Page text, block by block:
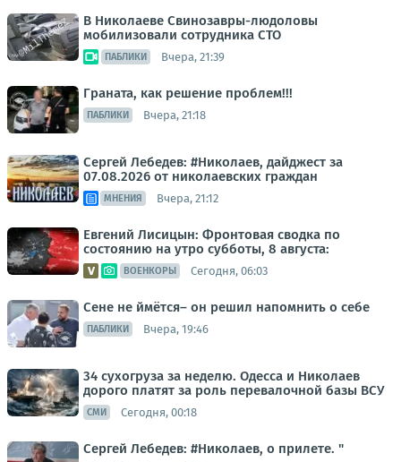
В Николаеве Свинозавры-людоловы
мобилизовали сотрудника СТО
ПАБЛИКИ Вчера, 21:39
Граната, как решение проблем!!!
ПАБЛИКИ Вчера, 21:18
Сергей Лебедев: #Николаев, дайджест за
07.08.2026 от николаевских граждан
МНЕНИЯ Вчера, 21:12
Евгений Лисицын: Фронтовая сводка по
состоянию на утро субботы, 8 августа:
ВОЕНКОРЫ Сегодня, 06:03
Сене не ймётся– он решил напомнить о себе
ПАБЛИКИ Вчера, 19:46
34 сухогруза за неделю. Одесса и Николаев
дорого платят за роль перевалочной базы ВСУ
СМИ Сегодня, 00:18
Сергей Лебедев: #Николаев, о прилете. "